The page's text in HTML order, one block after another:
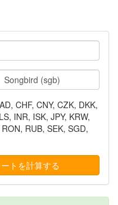
CHF, CNY, CZK, DKK,
INR, ISK, JPY, KRW,
RUB, SEK, SGD,